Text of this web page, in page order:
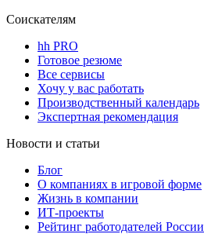
Соискателям
hh PRO
Готовое резюме
Все сервисы
Хочу у вас работать
Производственный календарь
Экспертная рекомендация
Новости и статьи
Блог
О компаниях в игровой форме
Жизнь в компании
ИТ-проекты
Рейтинг работодателей России